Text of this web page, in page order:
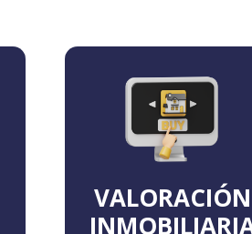
VALORACIÓN